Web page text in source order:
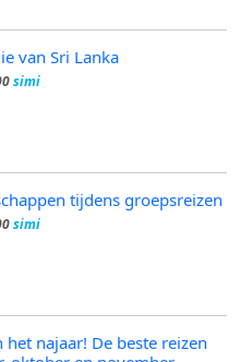
van Sri Lanka
simi
tijdens groepsreizen
simi
het najaar! De beste reizen